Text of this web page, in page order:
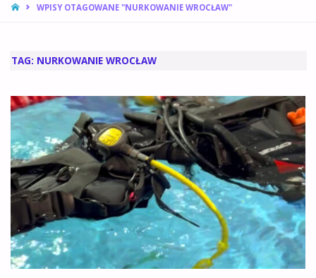
STRONA
WPISY OTAGOWANE "NURKOWANIE WROCŁAW"
TAG: NURKOWANIE WROCŁAW